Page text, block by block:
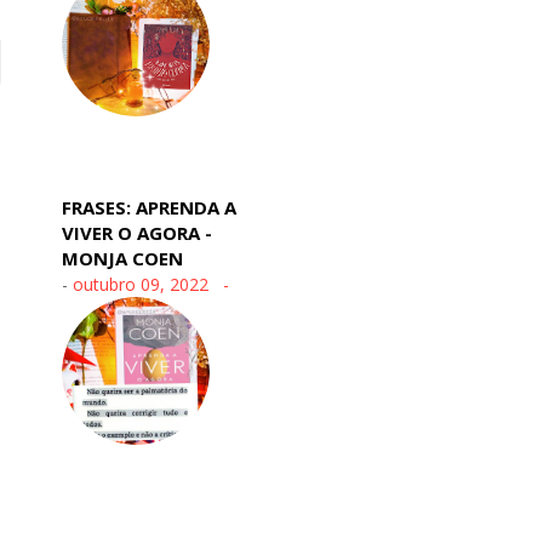
FRASES: APRENDA A
VIVER O AGORA -
MONJA COEN
- outubro 09, 2022